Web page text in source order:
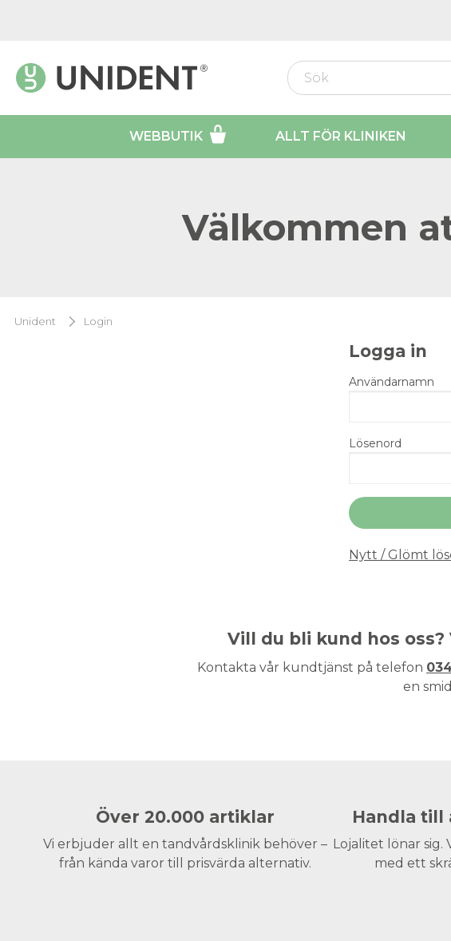
WEBBUTIK ALLT FÖR KLINIKEN
Välkommen
Unident Login
Logga in
Användarnamn
Lösenord
Nytt / Glömt
Vill du bli kund hos
Kontakta vår kundtjänst på telefon
en
Över 20.000 artiklar
Vi erbjuder allt en tandvårdsklinik behöver –
från kända varor till prisvärda alternativ.
Handla till
Lojalitet lönar sig.
med ett